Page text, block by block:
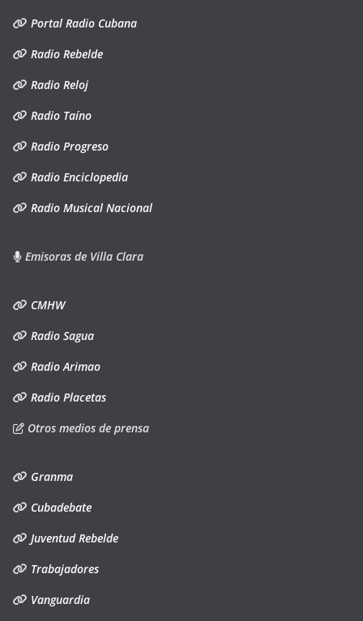
Portal Radio Cubana
Radio Rebelde
Radio Reloj
Radio Taíno
Radio Progreso
Radio Enciclopedia
Radio Musical Nacional
Emisoras de Villa Clara
CMHW
Radio Sagua
Radio Arimao
Radio Placetas
Otros medios de prensa
Granma
Cubadebate
Juventud Rebelde
Trabajadores
Vanguardia